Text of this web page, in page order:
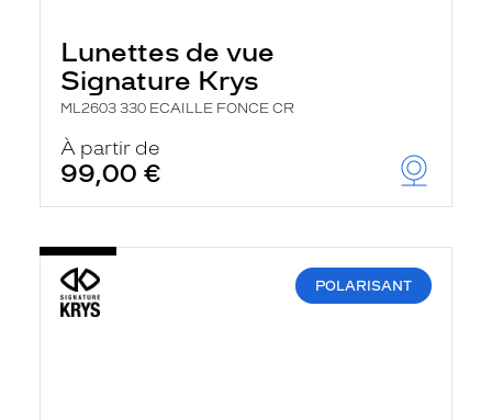
Lunettes de vue
Signature Krys
ML2603 330 ECAILLE FONCE CR
À partir de
99,00 €
POLARISANT